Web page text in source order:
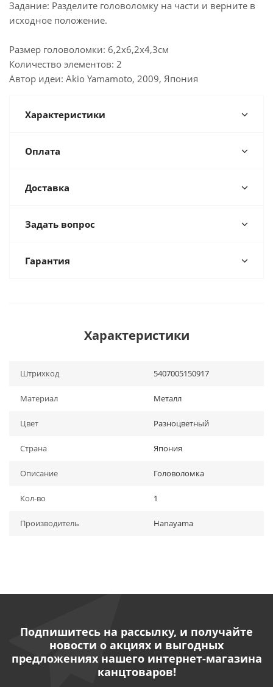
Задание: Разделите головоломку на части и верните в
исходное положение.
Размер головоломки: 6,2х6,2х4,3см
Количество элементов: 2
Автор идеи: Akio Yamamoto, 2009, Япония
Характеристики
Оплата
Доставка
Задать вопрос
Гарантия
Характеристики
Штрихкод 5407005150917
Материал Металл
Цвет Разноцветный
Страна Япония
Описание Головоломка
Кол-во 1
Производитель Hanayama
Подпишитесь на рассылку, и получайте
новости о акциях и выгодных
предложениях нашего интернет-магазина
канцтоваров!